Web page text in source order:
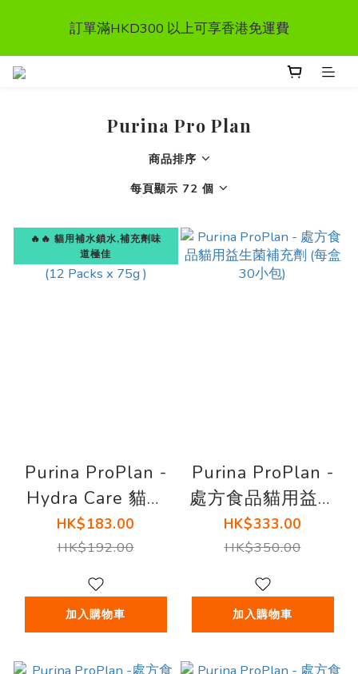
首次惠顧送$50 購物金  * (第二張訂單可享用, 不可與其
他優惠同時使用）
訂單滿HKD300 以上可享香港免運費
首次惠顧送$50 購物金  * (第二張訂單可享用, 不可與其
Purina Pro Plan
商品排序
每頁顯示 72 個
🔥🔥 貓用補水鎖水,補充劑味
道極佳
Purina ProPlan -
Hydra Care 貓用
補水鎖水補充劑
(12 Packs x 75g )
HK$183.00
HK$192.00
加入購物車
Purina ProPlan -
處方食品貓用益生
菌補充劑 (每盒30
小包)
HK$333.00
HK$350.00
加入購物車